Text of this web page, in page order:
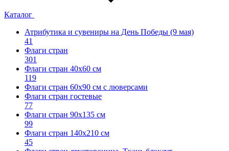
Каталог
Атрибутика и сувениры на День Победы (9 мая)
41
Флаги стран
301
Флаги стран 40х60 см
119
Флаги стран 60x90 см с люверсами
Флаги стран гостевые
77
Флаги стран 90х135 см
99
Флаги стран 140х210 см
45